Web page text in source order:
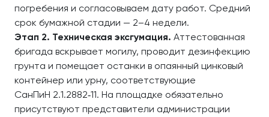
погребения и согласовываем дату работ. Средний
срок бумажной стадии — 2–4 недели.
Этап 2. Техническая эксгумация. Аттестованная
бригада вскрывает могилу, проводит дезинфекцию
грунта и помещает останки в опаянный цинковый
контейнер или урну, соответствующие
СанПиН 2.1.2882‑11. На площадке обязательно
присутствуют представители администрации